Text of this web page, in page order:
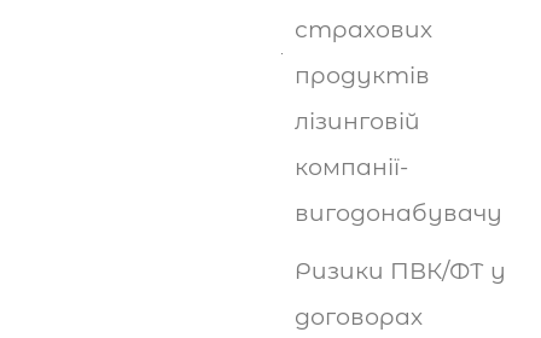
страхових
продуктів
лізинговій
компанії-
вигодонабувачу
Ризики ПВК/ФТ у
договорах